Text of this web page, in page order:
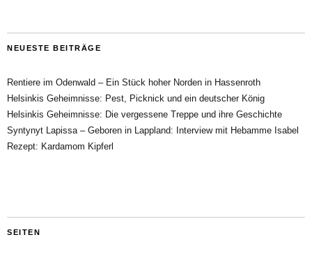
NEUESTE BEITRÄGE
Rentiere im Odenwald – Ein Stück hoher Norden in Hassenroth
Helsinkis Geheimnisse: Pest, Picknick und ein deutscher König
Helsinkis Geheimnisse: Die vergessene Treppe und ihre Geschichte
Syntynyt Lapissa – Geboren in Lappland: Interview mit Hebamme Isabel
Rezept: Kardamom Kipferl
SEITEN